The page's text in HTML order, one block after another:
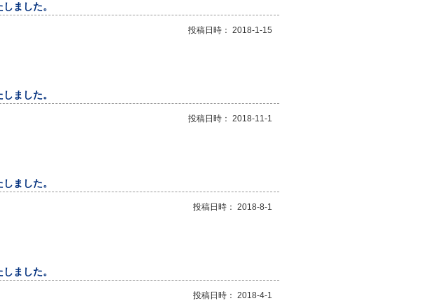
ました。
投稿日時： 2018-1-15
ました。
投稿日時： 2018-11-1
ました。
投稿日時： 2018-8-1
ました。
投稿日時： 2018-4-1